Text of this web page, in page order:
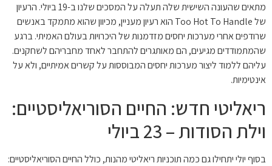
מתאים שהעונה השישית שלה תעלה על המסכים שלנו ב-19 ביולי. הרעיון
של Too Hot To Handle הוא רעיון מעניין, מכיוון שהוא מתמקד באנשים
שרודפים אחרי מערכות יחסים מזדמנות של היכרויות בעולם האמיתי. ברגע
שהמתמודדים מגיעים, הם מאותגרים להתחבר לאחד מחבריהם לשחקנים.
עליהם ללמוד ליצור מערכות יחסים המבוססות על קשרים אמיתיים, ולא על
אינטימיות.
ריאליטי חדש: החיים הסוריאליסטיים:
וילת הסודות – 23 ביולי
בסוף יולי יתחילו גם כמה תוכניות ריאליטי מהנות, כולל החיים הסוריאליסטיים: